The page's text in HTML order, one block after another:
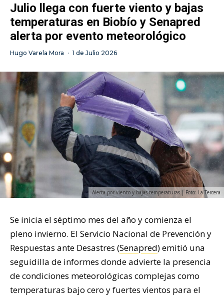
Julio llega con fuerte viento y bajas
temperaturas en Biobío y Senapred
alerta por evento meteorológico
Hugo Varela Mora · 1 de Julio 2026
Alerta por viento y bajas temperaturas | Foto: La Tercera
Se inicia el séptimo mes del año y comienza el
pleno invierno. El Servicio Nacional de Prevención y
Respuestas ante Desastres (Senapred) emitió una
seguidilla de informes donde advierte la presencia
de condiciones meteorológicas complejas como
temperaturas bajo cero y fuertes vientos para el